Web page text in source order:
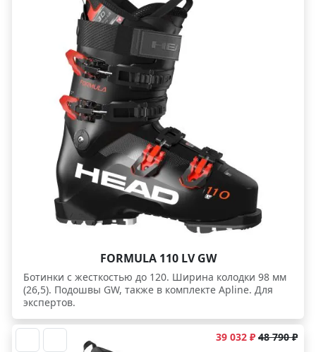
FORMULA 110 LV GW
Ботинки c жесткостью до 120. Ширина колодки 98 мм
(26,5). Подошвы GW, также в комплекте Apline. Для
экспертов.
39 032 ₽ 48 790 ₽